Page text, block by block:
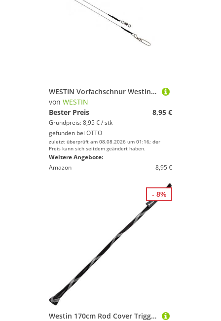
Fitnesszubehör von Westin
WESTIN Vorfachschnur Westin Pro Leader Titanium - Titanvorfach, 40 m Länge, (1-St)
von WESTIN
Bester Preis
8,95 €
Grundpreis: 8,95 € / stk
gefunden bei OTTO
zuletzt überprüft am 08.08.2026 um 01:16; der
Preis kann sich seitdem geändert haben.
Weitere Angebote:
Amazon
8,95 €
Westin 170cm Rod Cover Trigger - Schutzhülle für Baitcaster Ruten, Rutenschützer für Einteilige Angelruten, Rutenüberzieher für Raubfischruten, Rutenschutz
- 8%